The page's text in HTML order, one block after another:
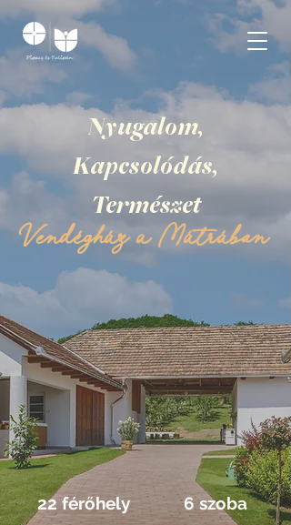
Nyugalom,
Kapcsolódás,
Természet
Vendégház a Mátrában
22 férőhely 6 szoba